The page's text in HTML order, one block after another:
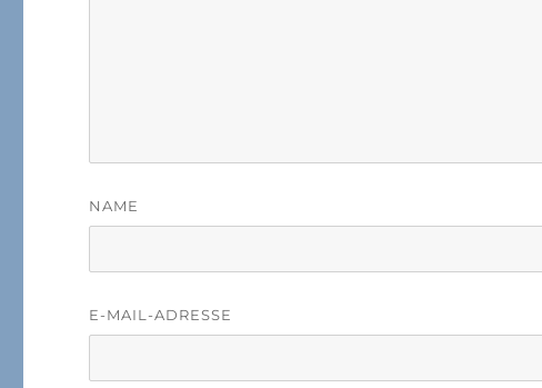
NAME
E-MAIL-ADRESSE